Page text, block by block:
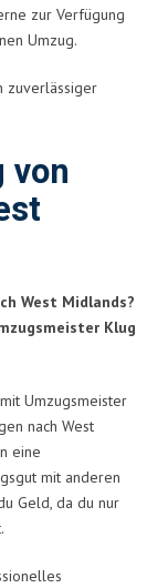
zur Verfügung
Umzug.
zuverlässiger
von
West Midlands?
Klug
Umzugsmeister
nach West
eine
mit anderen
Geld, da du nur